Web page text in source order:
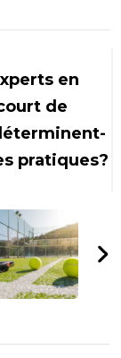
en
de
pratiques?